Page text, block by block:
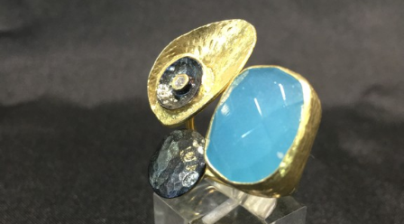
FÓSILES JOYAS
MINERALES
PRODUCTOS DE